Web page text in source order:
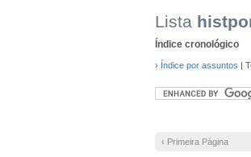
Lista
Índice cronológico
› Índice por assuntos |
‹ Primeira Página